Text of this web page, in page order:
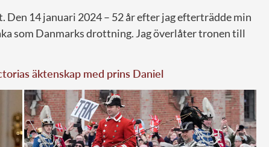
14 januari 2024 – 52 år efter jag efterträdde min
som Danmarks drottning. Jag överlåter tronen till
äktenskap med prins Daniel